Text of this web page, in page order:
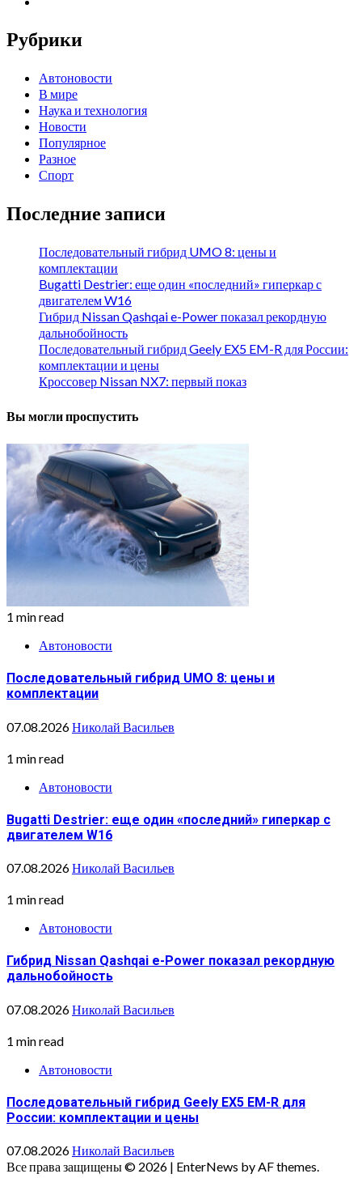
Рубрики
Автоновости
В мире
Наука и технология
Новости
Популярное
Разное
Спорт
Последние записи
Последовательный гибрид UMO 8: цены и
комплектации
Bugatti Destrier: еще один «последний» гиперкар с
двигателем W16
Гибрид Nissan Qashqai e-Power показал рекордную
дальнобойность
Последовательный гибрид Geely EX5 EM-R для России:
комплектации и цены
Кроссовер Nissan NX7: первый показ
Вы могли проспустить
1 min read
Автоновости
Последовательный гибрид UMO 8: цены и
комплектации
07.08.2026Николай Васильев
1 min read
Автоновости
Bugatti Destrier: еще один «последний» гиперкар с
двигателем W16
07.08.2026Николай Васильев
1 min read
Автоновости
Гибрид Nissan Qashqai e-Power показал рекордную
дальнобойность
07.08.2026Николай Васильев
1 min read
Автоновости
Последовательный гибрид Geely EX5 EM-R для
России: комплектации и цены
07.08.2026Николай Васильев
Все права защищены © 2026 | EnterNews by AF themes.